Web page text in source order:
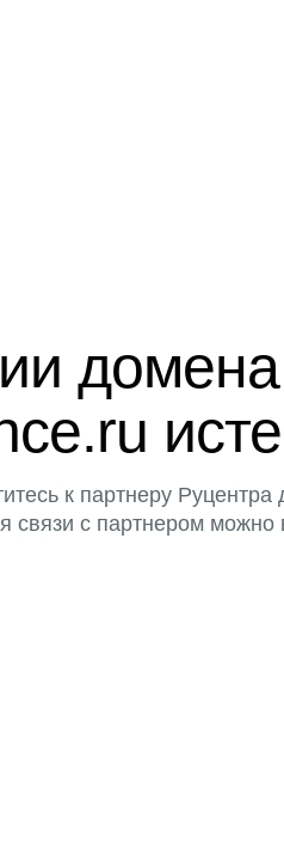
домена
к партнеру Руцентра
связи с партнером можно